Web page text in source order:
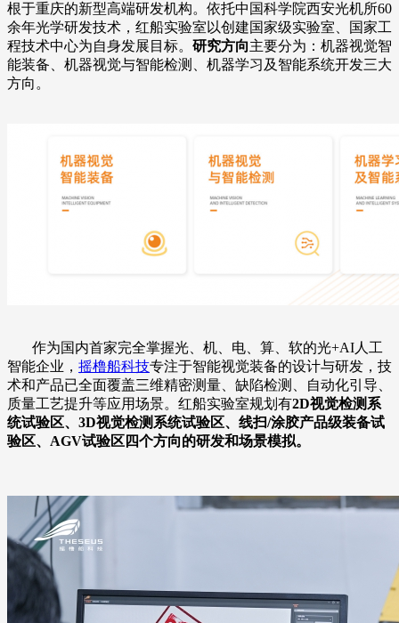
根于重庆的新型高端研发机构。依托中国科学院西安光机所60
余年光学研发技术，红船实验室以创建国家级实验室、国家工
程技术中心为自身发展目标。 研究方向主要分为：机器视觉智
能装备、机器视觉与智能检测、机器学习及智能系统开发三大
方向。
作为国内首家完全掌握光、机、电、算、软的光+AI人工
智能企业， 摇橹船科技专注于智能视觉装备的设计与研发，技
术和产品已全面覆盖三维精密测量、缺陷检测、自动化引导、
质量工艺提升等应用场景。红船实验室规划有2D视觉检测系
统试验区、3D视觉检测系统试验区、线扫/涂胶产品级装备试
验区、AGV试验区四个方向的研发和场景模拟。